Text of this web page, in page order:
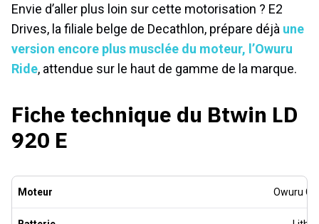
Envie d’aller plus loin sur cette motorisation ? E2
Drives, la filiale belge de Decathlon, prépare déjà une
version encore plus musclée du moteur, l’Owuru
Ride, attendue sur le haut de gamme de la marque.
Fiche technique du Btwin LD
920 E
Moteur Owuru